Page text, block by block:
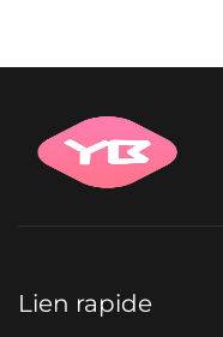
Lien rapide